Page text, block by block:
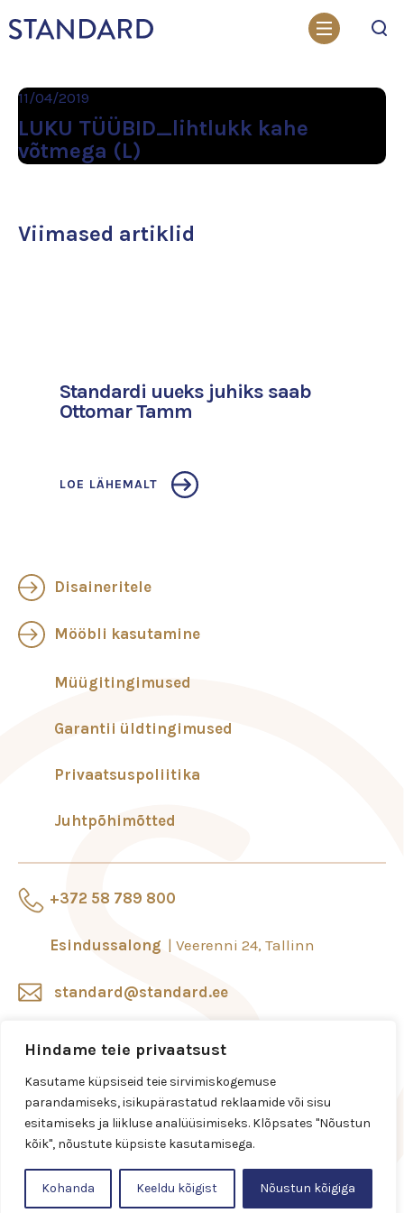
Hindame teie privaatsust
Kasutame küpsiseid teie sirvimiskogemuse
parandamiseks, isikupärastatud reklaamide või sisu
esitamiseks ja liikluse analüüsimiseks. Klõpsates "Nõustun
kõik", nõustute küpsiste kasutamisega.
Kohanda Keeldu kõigist Nõustun kõigiga
11/04/2019
LUKU TÜÜBID_lihtlukk kahe
võtmega (L)
Viimased artiklid
Standardi uueks juhiks saab
Ottomar Tamm
LOE LÄHEMALT
+372 58 789 800
Esindussalong Veerenni 24, Tallinn
standard@standard.ee
Disaineritele
Mööbli kasutamine
Müügitingimused
Garantii üldtingimused
Privaatsuspoliitika
Juhtpõhimõtted